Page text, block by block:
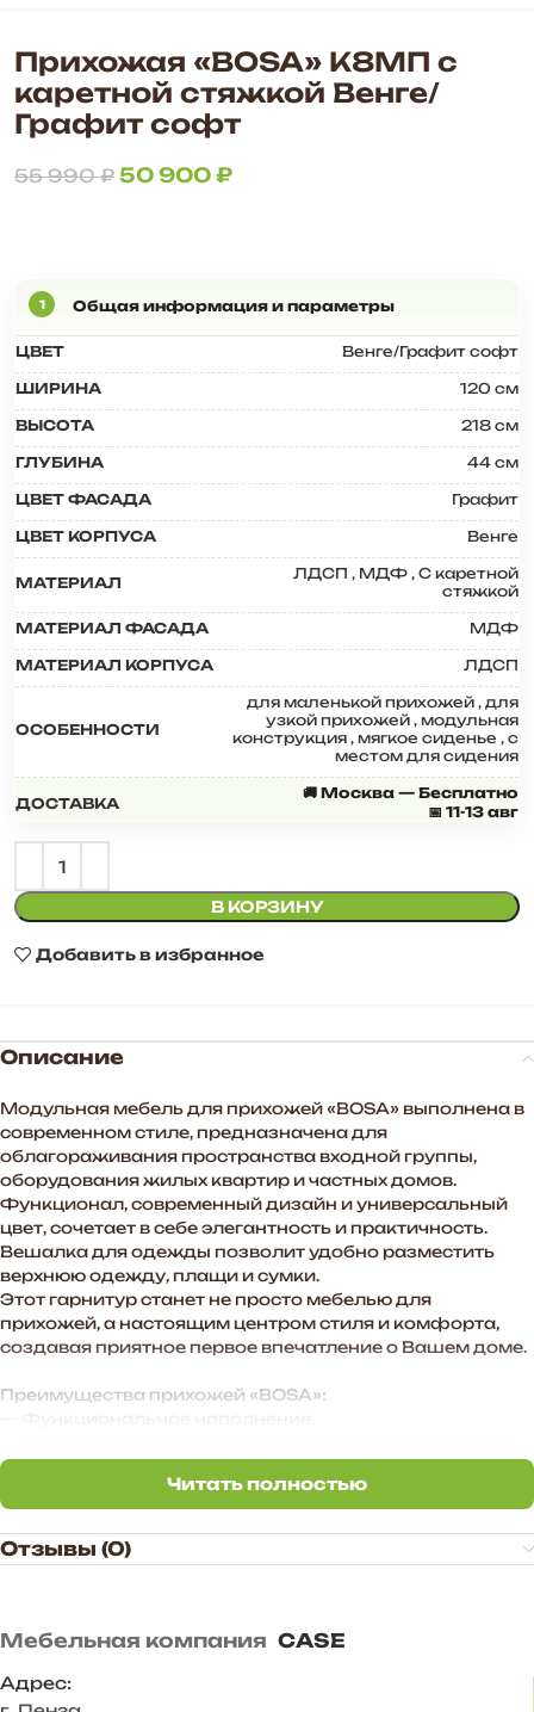
Прихожая «BOSA» К8МП с
каретной стяжкой Венге/
Графит софт
55 990₽ 50 900₽
ЦВЕТ Венге/Графит софт
ШИРИНА 120 см
ВЫСОТА 218 см
ГЛУБИНА 44 см
ЦВЕТ ФАСАДА Графит
ЦВЕТ КОРПУСА Венге
МАТЕРИАЛ ЛДСП , МДФ , С каретной
стяжкой
МАТЕРИАЛ ФАСАДА МДФ
МАТЕРИАЛ КОРПУСА ЛДСП
ОСОБЕННОСТИ
для маленькой прихожей , для
узкой прихожей , модульная
конструкция , мягкое сиденье , с
местом для сидения
ДОСТАВКА
🚚 Москва — Бесплатно
📅 11-13 авг
В КОРЗИНУ
Добавить в избранное
Описание
Модульная мебель для прихожей «BOSA» выполнена в
современном стиле, предназначена для
облагораживания пространства входной группы,
оборудования жилых квартир и частных домов.
Функционал, современный дизайн и универсальный
цвет, сочетает в себе элегантность и практичность.
Вешалка для одежды позволит удобно разместить
верхнюю одежду, плащи и сумки.
Этот гарнитур станет не просто мебелью для
прихожей, а настоящим центром стиля и комфорта,
создавая приятное первое впечатление о Вашем доме.
Преимущества прихожей «BOSA»:
создают атмосферу уюта в помещении.
— Произвольное расположение модулей. Также есть
возможность дополнить комплект новыми модулями в
высоту и ширину.
— Стильное цветовое сочетание подходит для
Корпус ЛДСП Венге
Задняя стенка – ХДФ 3 мм
Размер комплекта, мм: 1200*2176*443
Читать полностью
Читать полностью
Отзывы (0)
Мебельная компания CASE
Адрес: